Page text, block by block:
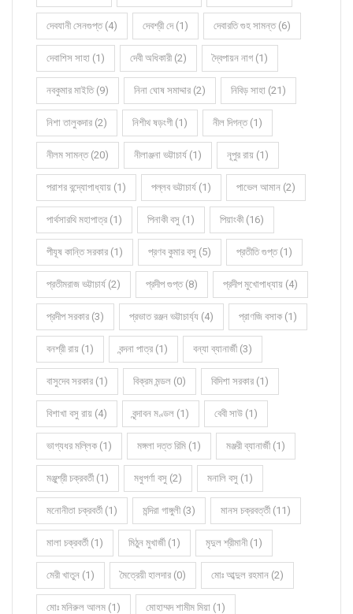
দেবযানী সেনগুপ্ত (4) দেবশ্রী দে (1) দেবারতি গুহ সামন্ত (6)
দেবাশিস সাহা (1) দেবী অধিকারী (2) দ্বৈপায়ন নাগ (1)
নবকুমার মাইতি (9) নিনা ঘোষ সমাদ্দার (2) নিবিড় সাহা (21)
নিশা তালুকদার (2) নিশীথ ষড়ংগী (1) নীল দিগন্ত (1)
নীলম সামন্ত (20) নীলাঞ্জনা ভট্টাচার্য (1) নূপুর রায় (1)
পরাশর বন্দ্যোপাধ্যায় (1) পল্লব ভট্টাচার্য (1) পাভেল আমান (2)
পার্থসারথি মহাপাত্র (1) পিনাকী বসু (1) পিয়াংকী (16)
পীযূষ কান্তি সরকার (1) প্রণব কুমার বসু (5) প্রতীতি গুপ্ত (1)
প্রতীমরাজ ভট্টাচার্য (2) প্রদীপ গুপ্ত (8) প্রদীপ মুখোপাধ্যায় (4)
প্রদীপ সরকার (3) প্রভাত রঞ্জন ভট্টাচার্য্য (4) প্রাণজি বসাক (1)
বনশ্রী রায় (1) বন্দনা পাত্র (1) বন্যা ব্যানার্জী (3)
বাসুদেব সরকার (1) বিক্রম মন্ডল (0) বিদিশা সরকার (1)
বিশাখা বসু রায় (4) বৃন্দাবন মণ্ডল (1) বেবী সাউ (1)
ভাগ্যধর মল্লিক (1) মঙ্গলা দত্ত রিমি (1) মঞ্জরী ব্যানার্জী (1)
মঞ্জুশ্রী চক্রবর্তী (1) মধুপর্ণা বসু (2) মনালি বসু (1)
মনোনীতা চক্রবর্তী (1) মন্দিরা গাঙ্গুলী (3) মানস চক্রবর্ত্তী (11)
মালা চক্রবর্তী (1) মিঠুন মুখার্জী (1) মৃদুল শ্রীমানী (1)
মেরী খাতুন (1) মৈত্রেয়ী হালদার (0) মোঃ আব্দুল রহমান (2)
মোঃ মনিরুল আলম (1) মোহাম্মদ শামীম মিয়া (1)